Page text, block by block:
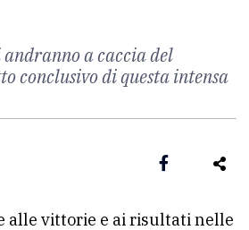
a caccia del
conclusivo di questa intensa